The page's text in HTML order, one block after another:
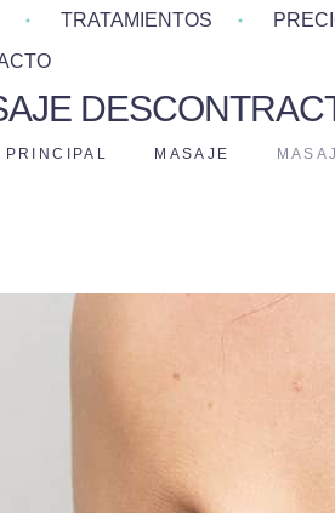
TRATAMIENTOS
PRINCIPAL MASAJE